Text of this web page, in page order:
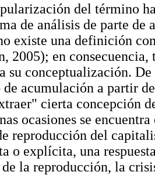
del término
de análisis de parte de
existe una definición
2005); en
su conceptualización.
acumulación a partir
cierta concepción
ocasiones se
reproducción del
o explícita, una
la reproducción, la